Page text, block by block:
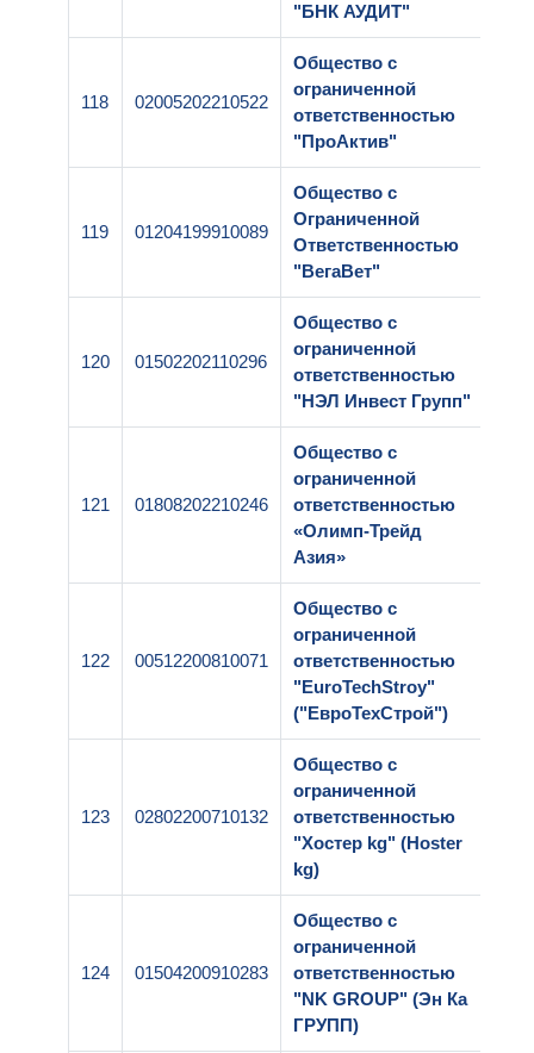
"БНК АУДИТ"
118 02005202210522
Общество с
ограниченной
ответственностью
"ПроАктив"
119 01204199910089
Общество с
Ограниченной
Ответственностью
"ВегаВет"
120 01502202110296
Общество с
ограниченной
ответственностью
"НЭЛ Инвест Групп"
121 01808202210246
Общество с
ограниченной
ответственностью
«Олимп-Трейд
Азия»
122 00512200810071
Общество с
ограниченной
ответственностью
"EuroTechStroy"
("ЕвроТехСтрой")
123 02802200710132
Общество с
ограниченной
ответственностью
"Хостер kg" (Hoster
kg)
124 01504200910283
Общество с
ограниченной
ответственностью
"NK GROUP" (Эн Ка
ГРУПП)